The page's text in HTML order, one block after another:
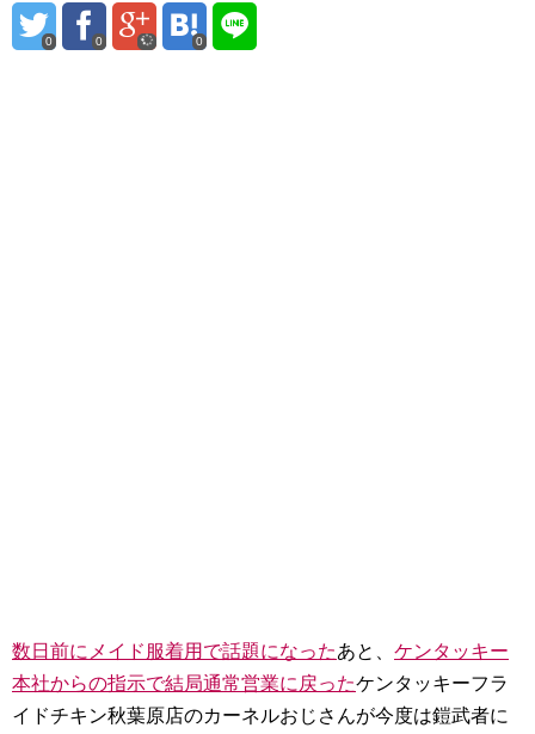
0 0 0
数日前にメイド服着用で話題になったあと、 ケンタッキー
本社からの指示で結局通常営業に戻ったケンタッキーフラ
イドチキン秋葉原店のカーネルおじさんが今度は鎧武者に